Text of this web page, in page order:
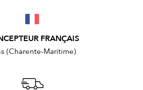
FRANÇAIS
(Charente-Maritime)